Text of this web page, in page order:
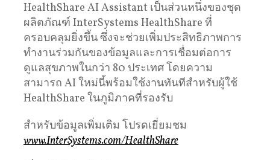
HealthShare AI Assistant เป็นส่วนหนึ่งของชุด
ผลิตภัณฑ์ InterSystems HealthShare ที่
ครอบคลุมยิ่งขึ้น ซึ่งจะช่วยเพิ่มประสิทธิภาพการ
ทำงานร่วมกันของข้อมูลและการเชื่อมต่อการ
ดูแลสุขภาพในกว่า 80 ประเทศ โดยความ
สามารถ AI ใหม่นี้พร้อมใช้งานทันทีสำหรับผู้ใช้
HealthShare ในภูมิภาคที่รองรับ
สำหรับข้อมูลเพิ่มเติม โปรดเยี่ยมชม
www.InterSystems.com/HealthShare